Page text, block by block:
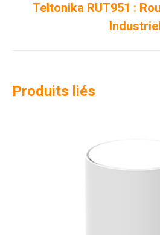
Teltonika RUT951 :
Industriel
Produits liés